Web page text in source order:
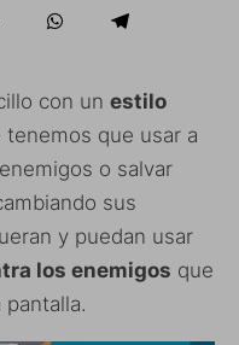
con un estilo
tenemos que usar a
o salvar
sus
y puedan usar
los enemigos que